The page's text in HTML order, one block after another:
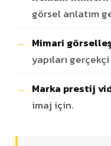
görsel anlatım
Mimari
yapıları
Marka prestij
imaj için.